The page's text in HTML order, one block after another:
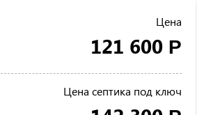
Цена
121 600 Р
Цена септика под ключ